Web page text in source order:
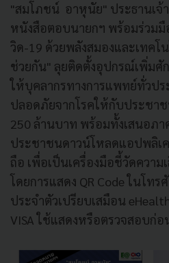
"สมโภชน์ อาหุนัย" ประธานเจ้
หนังสือตอบนายกฯ พร้อมร่วมมื
วิด-19 ด้วยพลังสมองและเทคโ
ช่วยกัน" ลุยติดตั้งอุปกรณ์เพิ่มศั
ให้บุคลากรทางการแพทย์ทั่วปร
ปลอดภัยจากโรคให้กับประชา
250 ล้านบาท พร้อมทั้งเสนอภ
ประชาชนดาวน์โหลดแอปพลิ
ถือ เพื่อเป็นเครื่องมือชี้วัดความ
โดยการแสดง QR Code ในโ
ประจำตัวเปรียบเสมือน
VISA ใช้แสดงหรือตรวจสอบก่อ